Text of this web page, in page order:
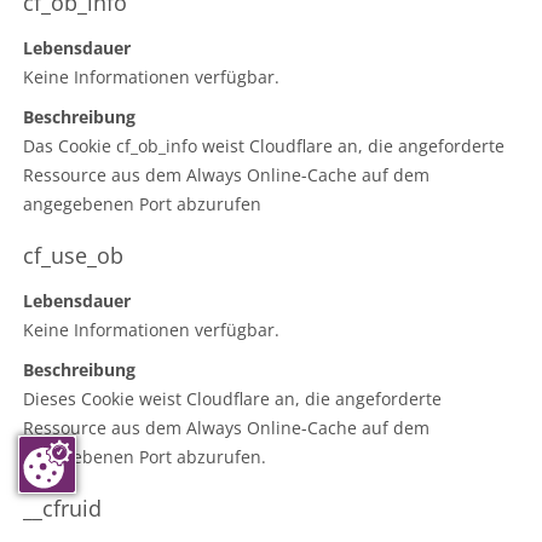
Lebensdauer
Keine Informationen verfügbar.
Beschreibung
Das Cookie cf_ob_info weist Cloudflare an, die angeforderte
Ressource aus dem Always Online-Cache auf dem
angegebenen Port abzurufen
cf_use_ob
Lebensdauer
Keine Informationen verfügbar.
Beschreibung
Dieses Cookie weist Cloudflare an, die angeforderte
Ressource aus dem Always Online-Cache auf dem
angegebenen Port abzurufen.
__cfruid